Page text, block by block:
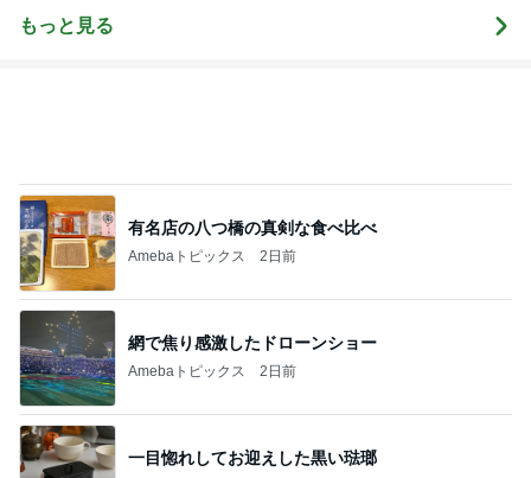
そば
もっと見る
有名店の八つ橋の真剣な食べ比べ
Amebaトピックス 2日前
網で焦り感激したドローンショー
Amebaトピックス 2日前
一目惚れしてお迎えした黒い琺瑯